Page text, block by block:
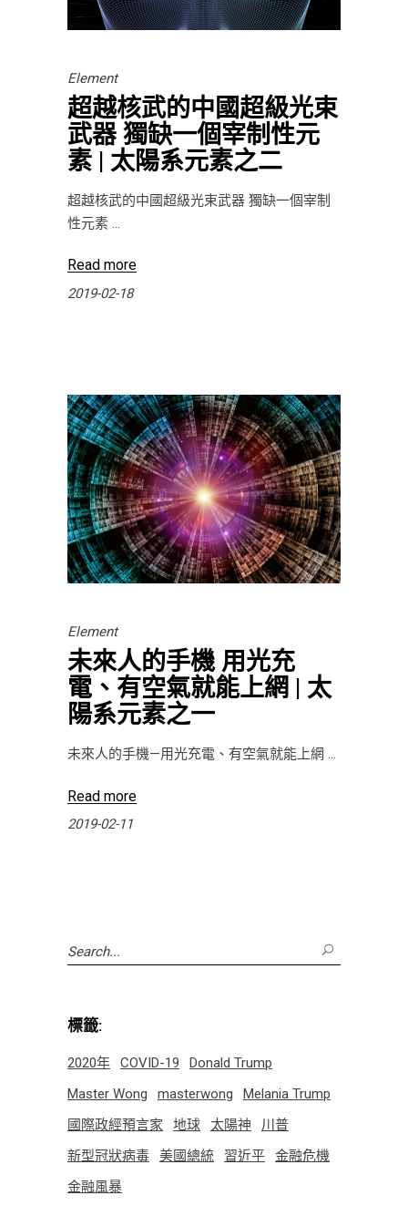
Element
超越核武的中國超級光束
武器 獨缺一個宰制性元
素 | 太陽系元素之二
超越核武的中國超級光束武器 獨缺一個宰制
性元素
Read more
2019-02-18
Element
未來人的手機 用光充
電、有空氣就能上網 | 太
陽系元素之一
未來人的手機—用光充電、有空氣就能上網
Read more
2019-02-11
Search
標籤:
2020年 COVID-19
Donald Trump
Master Wong
masterwong
Melania Trump
國際政經預言家
地球 太陽神
川普
新型冠狀病毒
美國總統 習近平
金融危機
金融風暴